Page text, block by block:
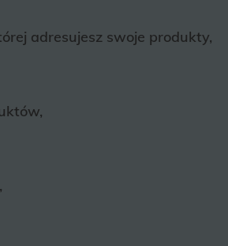
adresujesz swoje produkty,
,